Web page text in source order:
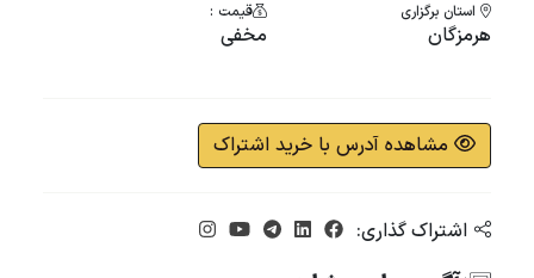
استان برگزاری
هرمزگان
قیمت :
مخفی
مشاهده آدرس با خرید اشتراک
اشتراک گذاری: